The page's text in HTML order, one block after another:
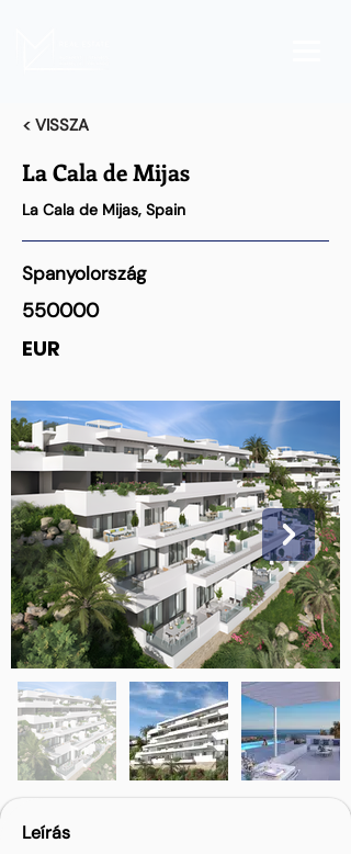
< VISSZA
La Cala de Mijas
La Cala de Mijas, Spain
Spanyolország
550000
EUR
Leírás